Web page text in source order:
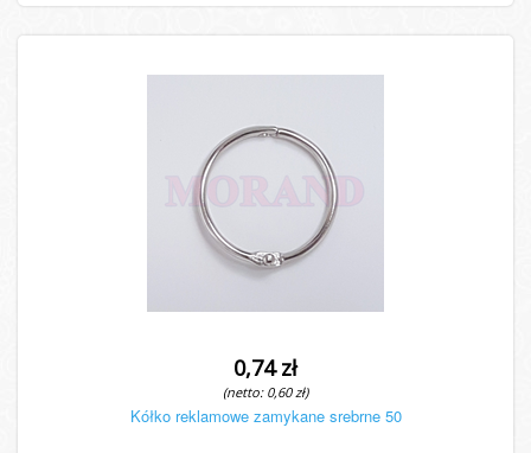
0,74 zł
(netto: 0,60 zł)
Kółko reklamowe zamykane srebrne 50